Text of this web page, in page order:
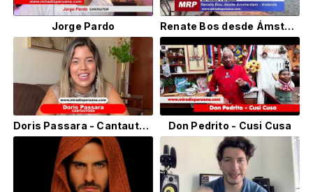
Jorge Pardo Renate Bos desde Ámsterdam - Holanda - Mi Radio Peruana
Doris Passara - Cantautora Don Pedrito - Cusi Cusa